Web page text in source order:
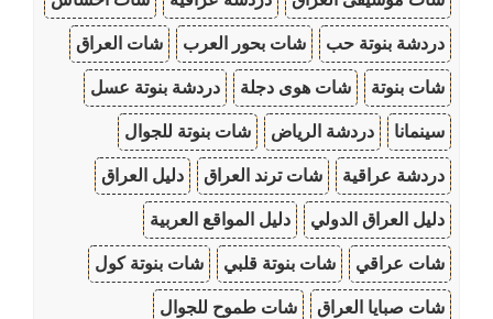
دردشة بنوتة حب شات بحور العرب شات العراق
شات بنوتة شات هوى دجلة دردشة بنوتة عسل
سينمانا دردشة الرياض شات بنوتة للجوال
دردشة عراقية شات ترند العراق دليل العراق
دليل العراق الدولي دليل المواقع العربية
شات عراقي شات بنوتة قلبي شات بنوتة كول
شات صبايا العراق شات طموح للجوال